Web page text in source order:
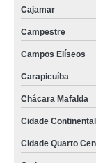
queijomatic 10000
queijomatic 5000
preço de
queijomatic fechada
Cajamar
Campestre
Campos Elíseos
Carapicuíba
Chácara Mafalda
Cidade Continental
Cidade Quarto